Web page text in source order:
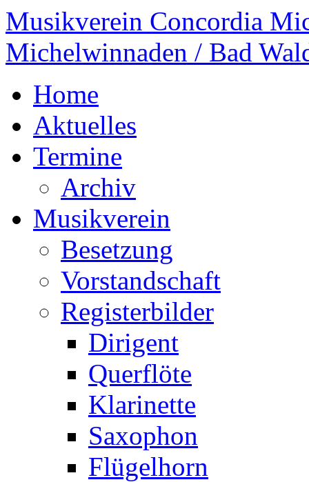
Musikverein Concordia
Michelwinnaden / Bad
Home
Aktuelles
Termine
Archiv
Musikverein
Besetzung
Vorstandschaft
Registerbilder
Dirigent
Querflöte
Klarinette
Saxophon
Flügelhorn